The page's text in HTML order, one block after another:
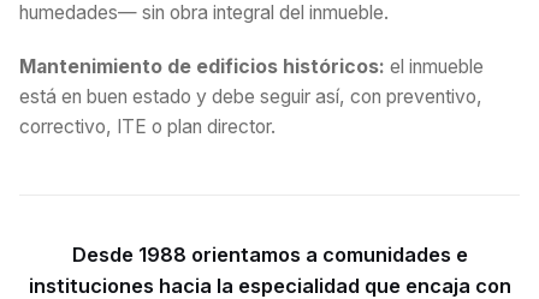
humedades— sin obra integral del inmueble.
Mantenimiento de edificios históricos: el inmueble
está en buen estado y debe seguir así, con preventivo,
correctivo, ITE o plan director.
Desde 1988 orientamos a comunidades e
instituciones hacia la especialidad que encaja con